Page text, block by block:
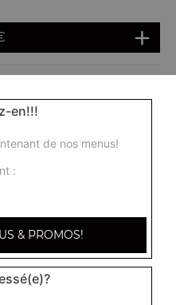
en!!!
de nos menus!
:
& PROMOS!